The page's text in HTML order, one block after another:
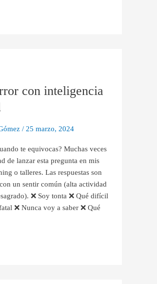
con inteligencia
/ 25 marzo, 2024
te equivocas? Muchas veces
de lanzar esta pregunta en mis
o talleres. Las respuestas son
un sentir común (alta actividad
❌ Soy tonta ❌ Qué difícil
❌ Nunca voy a saber ❌ Qué